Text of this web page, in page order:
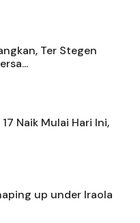
Ter Stegen
Naik Mulai Hari Ini,
up under Iraola